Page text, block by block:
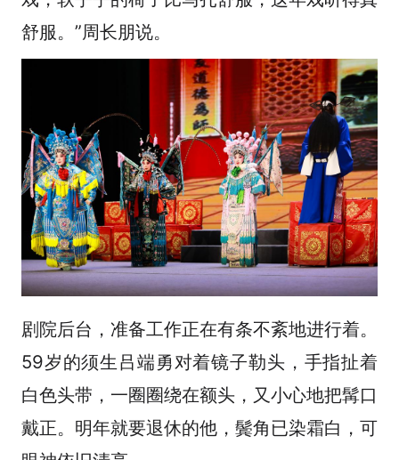
舒服。”周长朋说。
剧院后台，准备工作正在有条不紊地进行着。
59岁的须生吕端勇对着镜子勒头，手指扯着
白色头带，一圈圈绕在额头，又小心地把髯口
戴正。明年就要退休的他，鬓角已染霜白，可